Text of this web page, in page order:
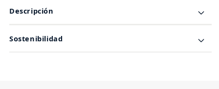
Descripción
Sostenibilidad